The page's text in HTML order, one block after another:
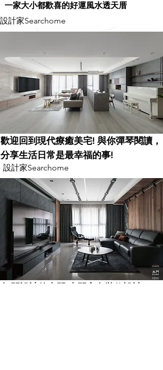
一家大小都歡喜的好運風水透天厝
設計家Searchome
歡迎回到現代療癒美宅! 與你彈琴閱讀，
分享生活日常是最幸福的事!
設計家Searchome
打開設計的大門 大門室內裝修設計